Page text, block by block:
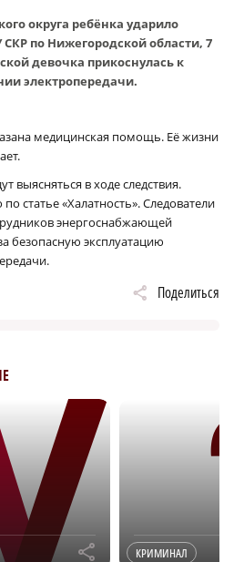
округа ребёнка ударило
по Нижегородской области, 7
девочка прикоснулась к
электропередачи.
медицинская помощь. Её жизни
выясняться в ходе следствия.
статье «Халатность». Следователи
энергоснабжающей
безопасную эксплуатацию
Поделиться
r КРИМИНАЛ